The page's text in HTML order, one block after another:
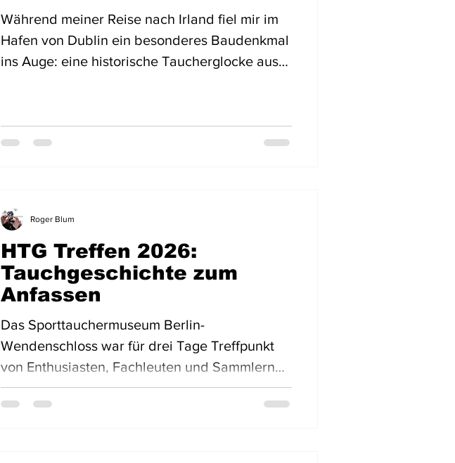
Während meiner Reise nach Irland fiel mir im
Hafen von Dublin ein besonderes Baudenkmal
ins Auge: eine historische Taucherglocke aus
HTG Treffen 2026:
Tauchgeschichte zum
Anfassen
Das Sporttauchermuseum Berlin-
Wendenschloss war für drei Tage Treffpunkt
von Enthusiasten, Fachleuten und Sammlern
historischer Tauchtechnik. Vom 12. bis 14. Juni
2026 bot die Jahrestagung der Historischen
Roger Blum